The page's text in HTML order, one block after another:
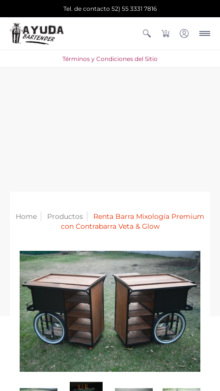
Tel. de contacto 52) 55 3331 7816
0
Términos y Condiciones del Sitio
Home Productos
Renta Barra Mixología Premium
con Contrabarra Veta & Glow